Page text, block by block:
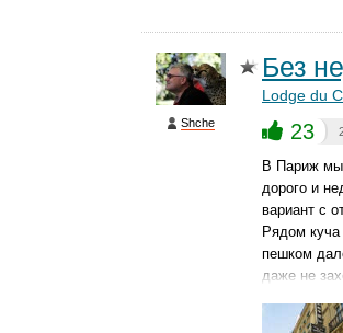
Shche
Без
Lodge du
23
В Париж мы
дорого и
вариант с
Рядом
пешком
даже не